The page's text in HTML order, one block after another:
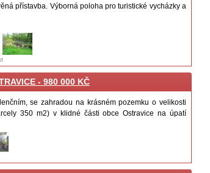
přístavba. Výborná poloha pro turistické vycházky a
- 980 000 KČ
se zahradou na krásném pozemku o velikosti
350 m2) v klidné části obce Ostravice na úpatí